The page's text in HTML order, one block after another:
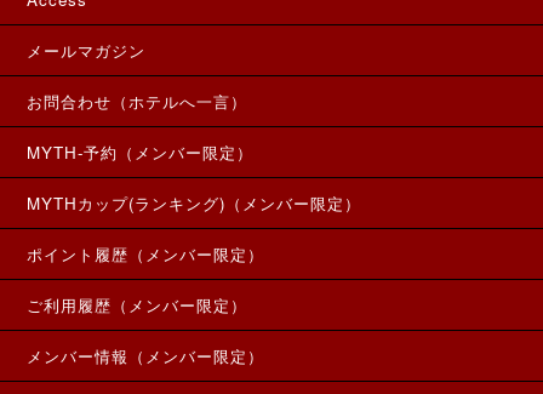
メールマガジン
お問合わせ（ホテルへ一言）
MYTH-予約（メンバー限定）
MYTHカップ(ランキング)（メンバー限定）
ポイント履歴（メンバー限定）
ご利用履歴（メンバー限定）
メンバー情報（メンバー限定）